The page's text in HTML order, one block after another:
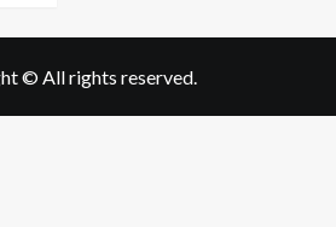
© All rights reserved.